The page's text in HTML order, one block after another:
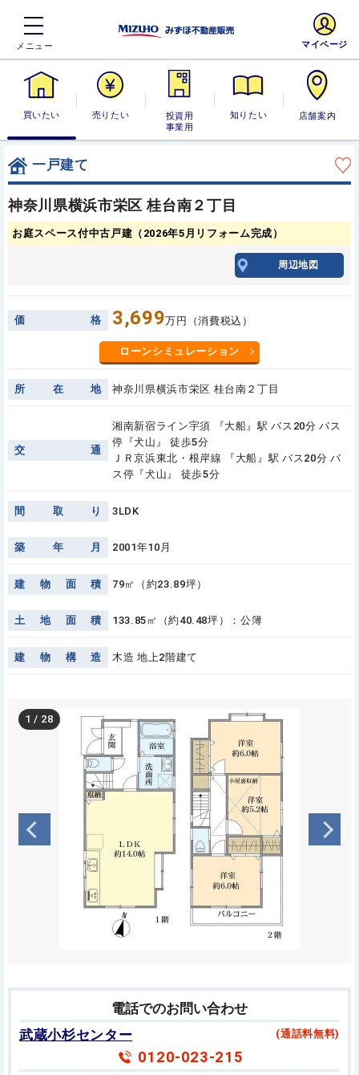
買いたい 売りたい
投資用・事業
用
知りたい 店舗案内
マイページ
一戸建て
神奈川県横浜市栄区 桂台南２丁目
お庭スペース付中古戸建（2026年5月リフォーム完成）
周辺地図
価 格 3,699万円（消費税込）
ローンシミュレーション
所 在 地 神奈川県横浜市栄区 桂台南２丁目
交 通
湘南新宿ライン宇須 『大船』駅 バス20分 バス
停『犬山』 徒歩5分
ＪＲ京浜東北・根岸線 『大船』駅 バス20分 バ
ス停『犬山』 徒歩5分
間 取 り 3LDK
築 年 月 2001年10月
建 物 面 積 79㎡（約23.89坪）
土 地 面 積 133.85㎡（約40.48坪）：公簿
建 物 構 造 木造 地上2階建て
1 / 28
電話でのお問い合わせ
武蔵小杉センター
(通話料無料)
0120-023-215